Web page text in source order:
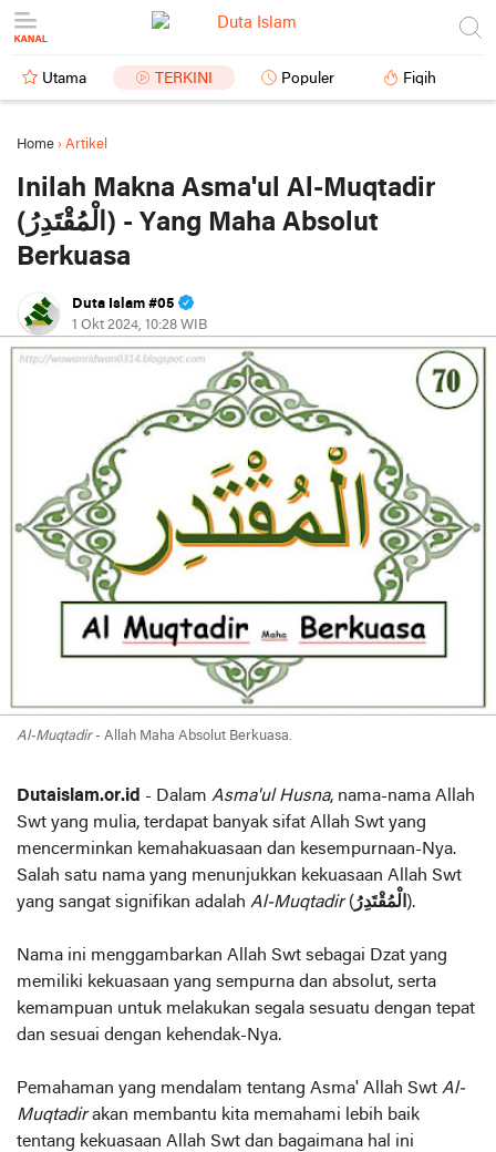
Utama TERKINI Populer Fiqih
Home › Artikel
Inilah Makna Asma'ul Al-Muqtadir
(الْمُقْتَدِرُ) - Yang Maha Absolut
Berkuasa
Duta Islam #05
1 Okt 2024, 10:28 WIB
Al-Muqtadir- Allah Maha Absolut Berkuasa.
Dutaislam.or.id - Dalam Asma'ul Husna, nama-nama Allah
Swt yang mulia, terdapat banyak sifat Allah Swt yang
mencerminkan kemahakuasaan dan kesempurnaan-Nya.
Salah satu nama yang menunjukkan kekuasaan Allah Swt
yang sangat signifikan adalah Al-Muqtadir(الْمُقْتَدِرُ ).
Nama ini menggambarkan Allah Swt sebagai Dzat yang
memiliki kekuasaan yang sempurna dan absolut, serta
kemampuan untuk melakukan segala sesuatu dengan tepat
dan sesuai dengan kehendak-Nya.
Pemahaman yang mendalam tentang Asma' Allah Swt Al-
Muqtadirakan membantu kita memahami lebih baik
tentang kekuasaan Allah Swt dan bagaimana hal ini